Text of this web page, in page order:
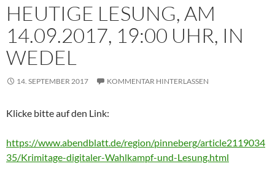
HEUTIGE LESUNG, AM
14.09.2017, 19:00 UHR, IN
WEDEL
14. SEPTEMBER 2017 KOMMENTAR HINTERLASSEN
Klicke bitte auf den Link:
https://www.abendblatt.de/region/pinneberg/article2119034
35/Krimitage-digitaler-Wahlkampf-und-Lesung.html